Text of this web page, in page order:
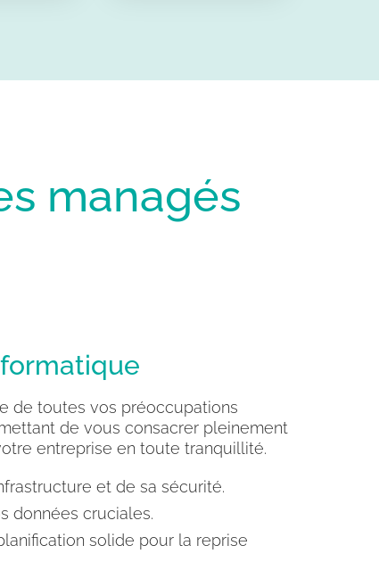
managés
de toutes vos préoccupations
de vous consacrer pleinement
entreprise en toute tranquillité.
et de sa sécurité.
données cruciales.
solide pour la reprise